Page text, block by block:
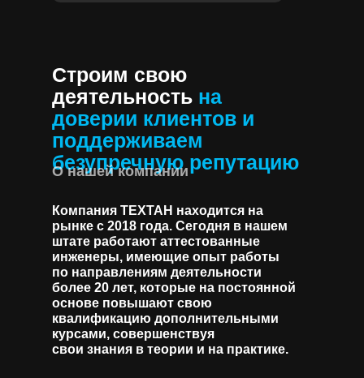
Строим свою
деятельность на
доверии клиентов и
поддерживаем
безупречную репутацию
О нашей компании
Компания ТЕХТАН находится на
рынке с 2018 года. Сегодня в нашем
штате работают аттестованные
инженеры, имеющие опыт работы
по направлениям деятельности
более 20 лет, которые на постоянной
основе повышают свою
квалификацию дополнительными
курсами, совершенствуя
свои знания в теории и на практике.